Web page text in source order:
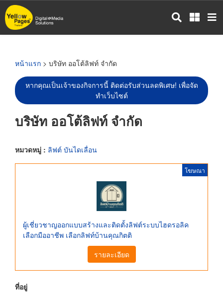
ข้าม
ไป
หน้าแรก > บริษัท ออโต้ลิฟท์ จำกัด
หากคุณเป็นเจ้าของกิจการนี้ ติดต่อรับส่วนลดพิเศษ! เพื่อจัด
ทำเว็บไซต์
บริษัท ออโต้ลิฟท์ จำกัด
หมวดหมู่ : ลิฟต์ บันไดเลื่อน
โฆษณา
ผู้เชี่ยวชาญออกแบบสร้างและติดตั้งลิฟต์ระบบไฮดรอลิค
เลือกมืออาชีพ เลือกลิฟท์บ้านคุณกิตติ
รายละเอียด
ที่อยู่